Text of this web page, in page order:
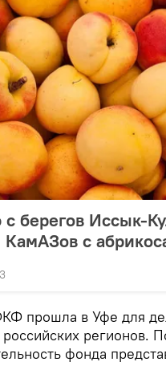
берегов Иссык-
КамАЗов с
прошла в Уфе для
российских регионов.
фонда